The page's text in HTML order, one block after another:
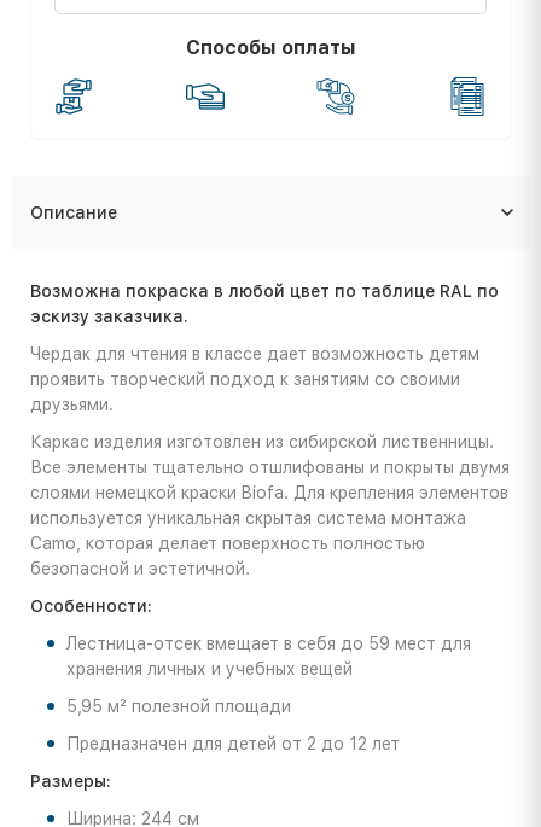
Способы оплаты
Описание
Возможна покраска в любой цвет по таблице RAL по
эскизу заказчика.
Чердак для чтения в классе дает возможность детям
проявить творческий подход к занятиям со своими
друзьями.
Каркас изделия изготовлен из сибирской лиственницы.
Все элементы тщательно отшлифованы и покрыты двумя
слоями немецкой краски Biofa. Для крепления элементов
используется уникальная скрытая система монтажа
Camo, которая делает поверхность полностью
безопасной и эстетичной.
Особенности:
Лестница-отсек вмещает в себя до 59 мест для
хранения личных и учебных вещей
5,95 м² полезной площади
Предназначен для детей от 2 до 12 лет
Размеры:
Ширина: 244 см